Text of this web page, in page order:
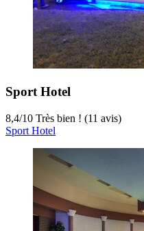
Sport Hotel
8,4/10 Très bien ! (11 avis)
Sport Hotel